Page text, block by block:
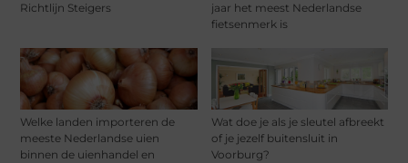
Richtlijn Steigers
jaar het meest Nederlandse
fietsenmerk is
Welke landen importeren de
meeste Nederlandse uien
binnen de uienhandel en
Wat doe je als je sleutel afbreekt
of je jezelf buitensluit in
Voorburg?